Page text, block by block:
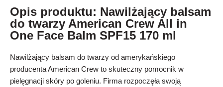
Opis produktu: Nawilżający balsam
do twarzy American Crew All in
One Face Balm SPF15 170 ml
Nawilżający balsam do twarzy od amerykańskiego
producenta American Crew to skuteczny pomocnik w
pielęgnacji skóry po goleniu. Firma rozpoczęła swoją